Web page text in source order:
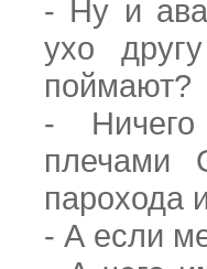
- Ну и
ухо
поймают?
-
плечами
парохода
- А если